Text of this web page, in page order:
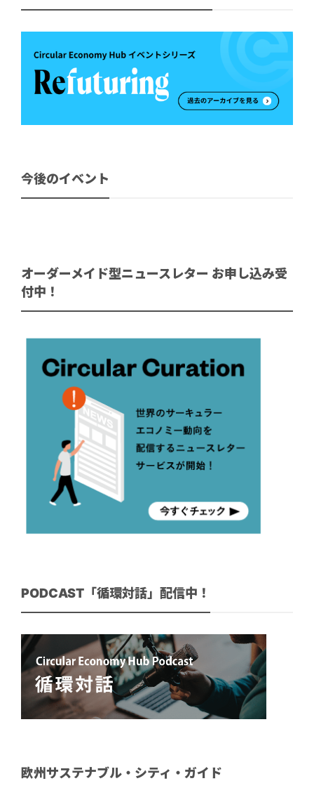
今後のイベント
オーダーメイド型ニュースレター お申し込み受
付中！
PODCAST「循環対話」配信中！
欧州サステナブル・シティ・ガイド